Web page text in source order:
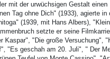
mit der urwüchsigen Gestalt einen
Tag ohne Dich" (1933), agierte in
(1939, mit Hans Albers),
setzte er seine
Kaspar", "Die große Versuchung",
"Es geschah am 20. Juli", " Der